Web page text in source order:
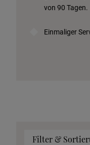
von 90 Tagen.
Einmaliger
Filter &